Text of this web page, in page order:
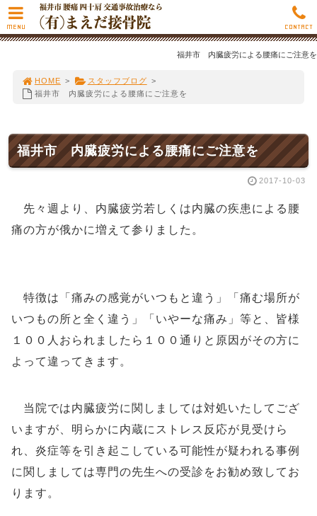
福井市 内臓疲労による腰痛にご注意を
HOME > スタッフブログ >
福井市 内臓疲労による腰痛にご注意を
福井市 内臓疲労による腰痛にご注意を
2017-10-03
先々週より、内臓疲労若しくは内臓の疾患による腰
痛の方が俄かに増えて参りました。
特徴は「痛みの感覚がいつもと違う」「痛む場所が
いつもの所と全く違う」「いやーな痛み」等と、皆様
１００人おられましたら１００通りと原因がその方に
よって違ってきます。
当院では内臓疲労に関しましては対処いたしてござ
いますが、明らかに内蔵にストレス反応が見受けら
れ、炎症等を引き起こしている可能性が疑われる事例
に関しましては専門の先生への受診をお勧め致してお
ります。
MENU CONTACT